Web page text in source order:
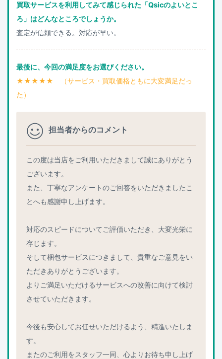
買取サービスを利用してみて感じられた「Qsicのよいとこ
ろ」はどんなところでしょうか。
査定が信頼できる。対応が早い。
最後に、今回の満足度をお選びください。
★★★★★ （サービス・買取価格ともに大変満足だっ
た）
担当者からのコメント
この度は当店をご利用いただきまして誠にありがとう
ございます。
また、丁寧なアンケートのご回答をいただきましたこ
とへも感謝申し上げます。
対応のスピードについてご評価いただき、大変光栄に
存じます。
そして梱包サービスにつきまして、貴重なご意見をい
ただきありがとうございます。
よりご満足いただけるサービスへの改善に向けて検討
させていただきます。
今後も安心してお任せいただけるよう、精進いたしま
す。
またのご利用をスタッフ一同、心よりお待ち申し上げ